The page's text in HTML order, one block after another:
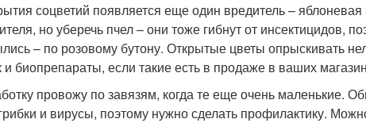
соцветий появляется еще один вредитель –
но уберечь пчел – они тоже гибнут от инсектицидов,
– по розовому бутону. Открытые цветы опрыскивать
и биопрепараты, если такие есть в продаже в ваших
провожу по завязям, когда те еще очень маленькие.
и вирусы, поэтому нужно сделать профилактику.